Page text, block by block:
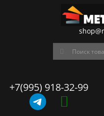
+7(995) 918-32-99